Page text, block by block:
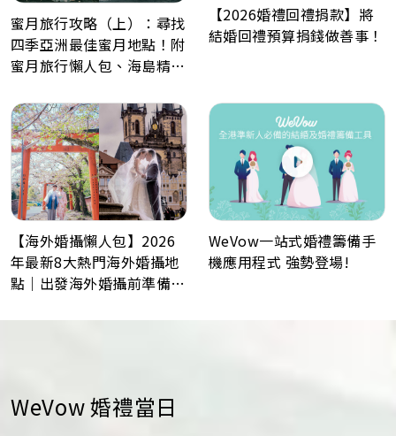
蜜月旅行攻略（上）：尋找
四季亞洲最佳蜜月地點！附
蜜月旅行懶人包、海島精選
【2026婚禮回禮捐款】將
結婚回禮預算捐錢做善事！
【海外婚攝懶人包】2026
年最新8大熱門海外婚攝地
點｜出發海外婚攝前準備事
WeVow一站式婚禮籌備手
機應用程式 強勢登場!
WeVow 婚禮當日